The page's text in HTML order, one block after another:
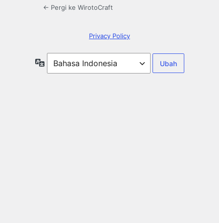
← Pergi ke WirotoCraft
Privacy Policy
Bahasa